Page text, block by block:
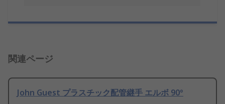
関連ページ
John Guest プラスチック配管継手 エルボ 90°